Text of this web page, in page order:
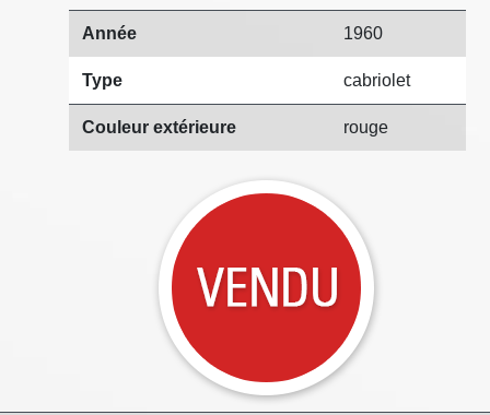
Année 1960
Type cabriolet
Couleur extérieure rouge